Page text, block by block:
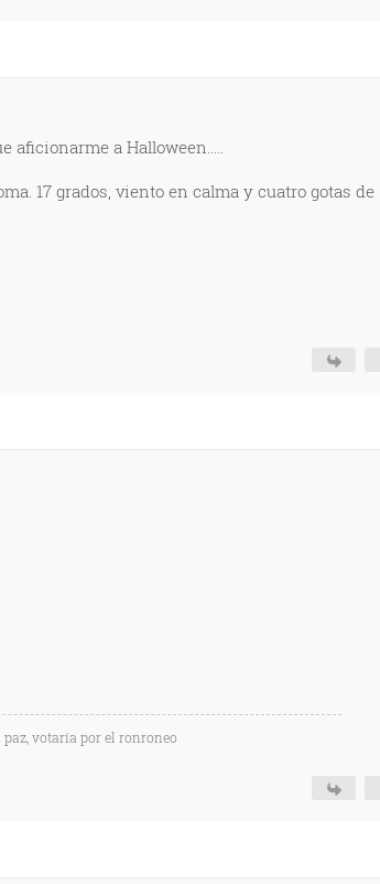
aficionarme a Halloween.....
17 grados, viento en calma y cuatro gotas de
votaría por el ronroneo